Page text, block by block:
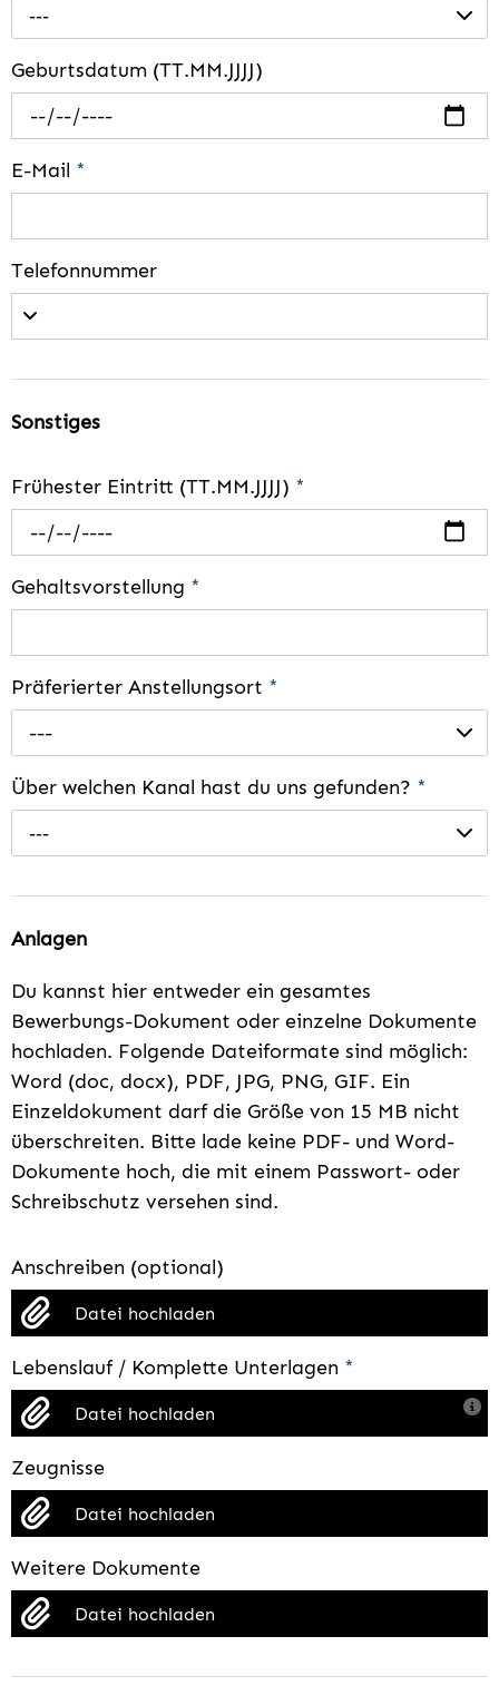
---
Geburtsdatum (TT.MM.JJJJ)
E-Mail *
Telefonnummer
Sonstiges
Frühester Eintritt (TT.MM.JJJJ) *
Gehaltsvorstellung *
Präferierter Anstellungsort *
---
Über welchen Kanal hast du uns gefunden? *
---
Anlagen
Du kannst hier entweder ein gesamtes
Bewerbungs-Dokument oder einzelne Dokumente
hochladen. Folgende Dateiformate sind möglich:
Word (doc, docx), PDF, JPG, PNG, GIF. Ein
Einzeldokument darf die Größe von 15 MB nicht
überschreiten. Bitte lade keine PDF- und Word-
Dokumente hoch, die mit einem Passwort- oder
Schreibschutz versehen sind.
Anschreiben (optional)
Datei hochladen
Lebenslauf / Komplette Unterlagen *
Datei hochladen
Zeugnisse
Datei hochladen
Weitere Dokumente
Datei hochladen